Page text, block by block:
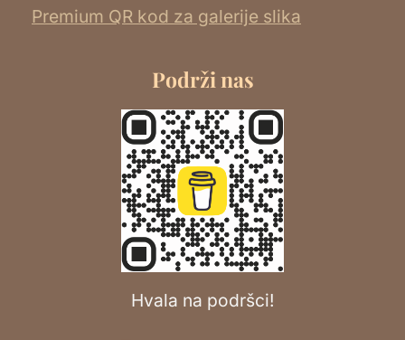
Premium QR kod za galerije slika
Podrži nas
Hvala na podršci!